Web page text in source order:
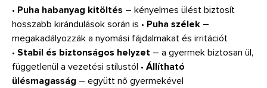
• Puha habanyag kitöltés – kényelmes ülést biztosít
hosszabb kirándulások során is • Puha szélek –
megakadályozzák a nyomási fájdalmakat és irritációt
• Stabil és biztonságos helyzet – a gyermek biztosan ül,
függetlenül a vezetési stílustól • Állítható
ülésmagasság – együtt nő gyermekével